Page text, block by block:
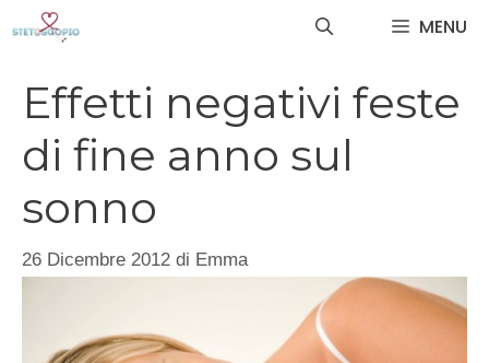
MENU
Effetti negativi feste
di fine anno sul
sonno
26 Dicembre 2012 di Emma